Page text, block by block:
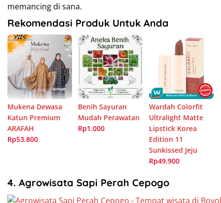
memancing di sana.
Rekomendasi Produk Untuk Anda
Mukena Dewasa
Katun Premium
ARAFAH
Rp53.800
Benih Sayuran
Mudah Perawatan
Rp1.000
Wardah Colorfit
Ultralight Matte
Lipstick Korea
Edition 11
Sunkissed Jeju
Rp49.900
4. Agrowisata Sapi Perah Cepogo